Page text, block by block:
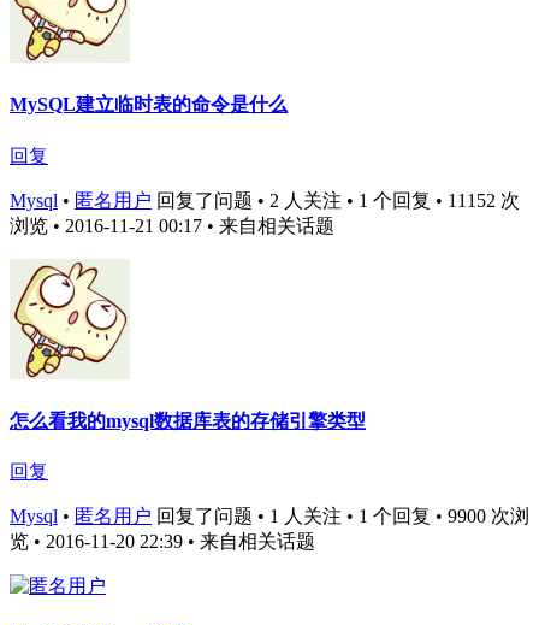
MySQL建立临时表的命令是什么
回复
Mysql • 匿名用户 回复了问题 • 2 人关注 • 1 个回复 • 11152 次
浏览 • 2016-11-21 00:17 • 来自相关话题
怎么看我的mysql数据库表的存储引擎类型
回复
Mysql • 匿名用户 回复了问题 • 1 人关注 • 1 个回复 • 9900 次浏
览 • 2016-11-20 22:39 • 来自相关话题